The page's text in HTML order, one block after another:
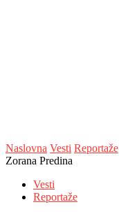
Naslovna Vesti Reportaže
Zorana Predina
Vesti
Reportaže